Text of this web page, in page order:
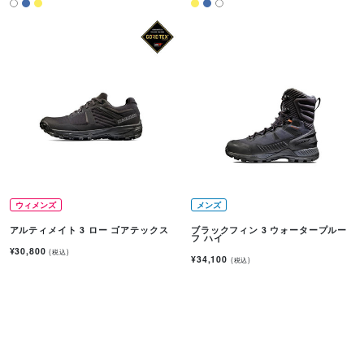
ウィメンズ
アルティメイト 3 ロー ゴアテックス
¥30,800(税込)
メンズ
ブラックフィン 3 ウォータープルー
フ ハイ
¥34,100 (税込)